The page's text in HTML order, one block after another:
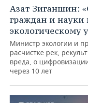
Азат Зиганшин:
граждан и науки
экологическому
Министр экологии и
расчистке рек,
вреда, о
через 10 лет